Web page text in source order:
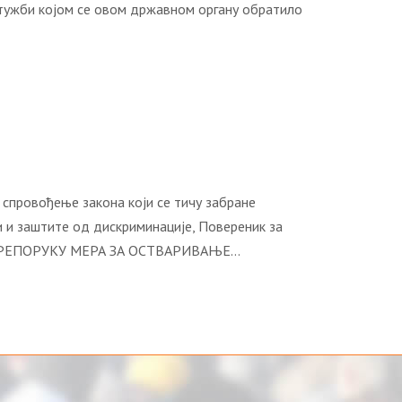
којом се овом државном органу обратило
закона који се тичу забране
и заштите од дискриминације, Повереник за
ПРЕПОРУКУ МЕРА ЗА ОСТВАРИВАЊЕ…